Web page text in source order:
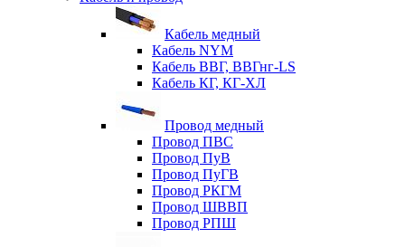
Кабель медный
Кабель NYM
Кабель ВВГ, ВВГнг-LS
Кабель КГ, КГ-ХЛ
Провод медный
Провод ПВС
Провод ПуВ
Провод ПуГВ
Провод РКГМ
Провод ШВВП
Провод РПШ